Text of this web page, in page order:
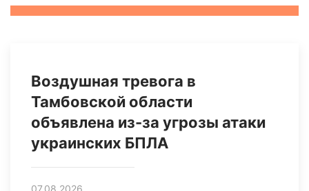
Воздушная тревога в
Тамбовской области
объявлена из-за угрозы атаки
украинских БПЛА
07.08.2026